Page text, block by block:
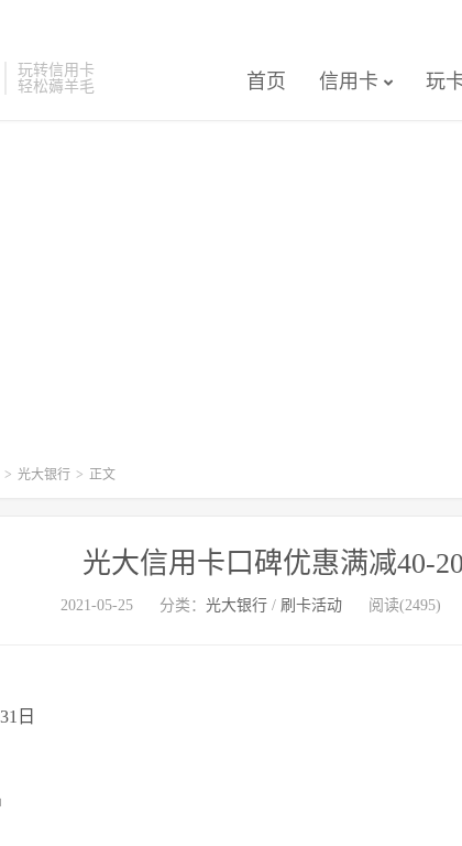
玩转信用卡
轻松薅羊毛
首页 信用卡 玩
> 光大银行 > 正文
光大信用卡口碑优惠满减40-20
2021-05-25 分类： 光大银行 / 刷卡活动 阅读(2495)
日